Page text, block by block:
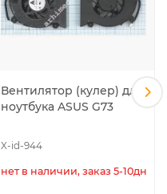
Вентилятор (кулер) для
ноутбука ASUS G73
X-id-944
нет в наличии, заказ 5-10дн.